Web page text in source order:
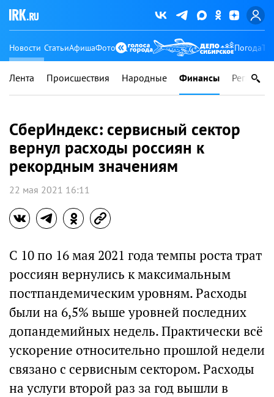
Новости СтатьиАфишаФото Погода
Лента Происшествия Народные Финансы Регионы
СберИндекс: сервисный сектор
вернул расходы россиян к
рекордным значениям
22 мая 2021 16:11
С 10 по 16 мая 2021 года темпы роста трат
россиян вернулись к максимальным
постпандемическим уровням. Расходы
были на 6,5% выше уровней последних
допандемийных недель. Практически всё
ускорение относительно прошлой недели
связано с сервисным сектором. Расходы
на услуги второй раз за год вышли в